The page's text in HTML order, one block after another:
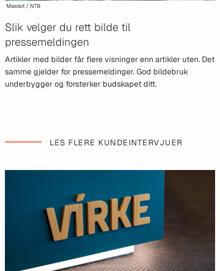
Maskot / NTB
Slik velger du rett bilde til
pressemeldingen
Artikler med bilder får flere visninger enn artikler uten. Det
samme gjelder for pressemeldinger. God bildebruk
underbygger og forsterker budskapet ditt.
LES FLERE KUNDEINTERVJUER